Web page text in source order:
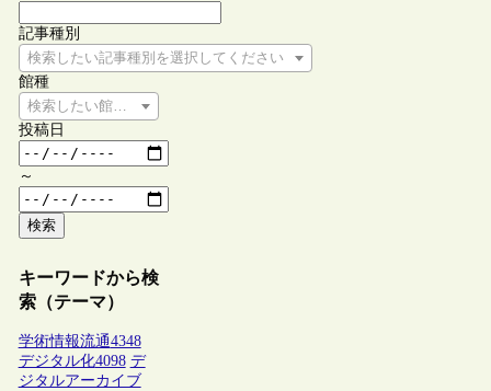
記事種別
検索したい記事種別を選択してください
館種
検索したい館種を選択してください
投稿日
～
検索
キーワードから検
索（テーマ）
学術情報流通4348
デジタル化4098 デ
ジタルアーカイブ